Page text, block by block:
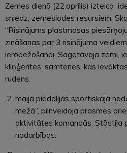
Zemes dienā (22.aprīlis) izteica
sniedz, zemeslodes resursiem.
“Risinājums plastmasas
zināšanas par 3 risinājuma
ierobežošanai. Sagatavoja zemi,
kliņģerītes, samtenes, kas
rudens.
maijā piedalījās sportiskajā
mežā”, pilnveidoja prasmes
aktivitātes komandās. Stāstīja
nodarbības.